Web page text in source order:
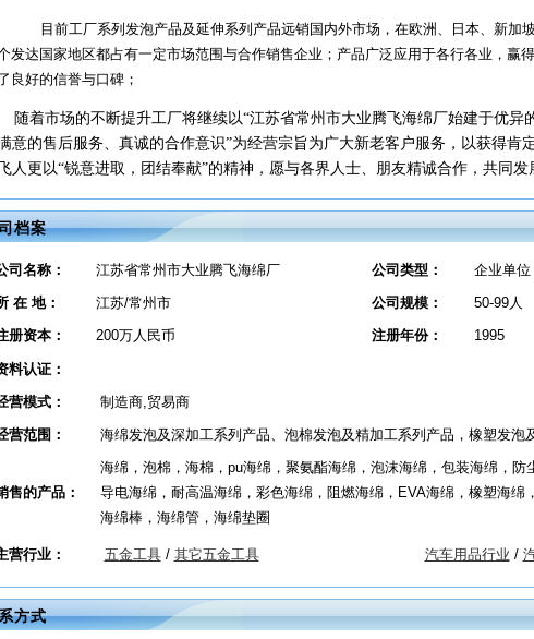
目前工厂系列发泡产品及延伸系列产品远销国内外市场，在欧洲、日本、新加
发达国家地区都占有一定市场范围与合作销售企业；产品广泛应用于各行各业，赢
良好的信誉与口碑；
随着市场的不断提升工厂将继续以“江苏省常州市大业腾飞海绵厂始建于优异
意的售后服务、真诚的合作意识”为经营宗旨为广大新老客户服务，以获得肯
人更以“锐意进取，团结奉献”的精神，愿与各界人士、朋友精诚合作，共同发
档案
司名称： 江苏省常州市大业腾飞海绵厂 公司类型：
企业单
在 地：
江苏/常州市 公司规模：
50-99人
册资本：
200万人民币 注册年份： 1995
料认证：
营模式：
制造商,贸易商
营范围：
海绵发泡及深加工系列产品、泡棉发泡及精加工系列产品，橡塑发泡
售的产品：
海绵，泡棉，海棉，pu海绵，聚氨酯海绵，泡沫海绵，包装海绵，防
导电海绵，耐高温海绵，彩色海绵，阻燃海绵，EVA海绵，橡塑海绵
海绵棒，海绵管，海绵垫圈
营行业： 五金工具/ 其它五金工具 汽车用品行业 /
方式